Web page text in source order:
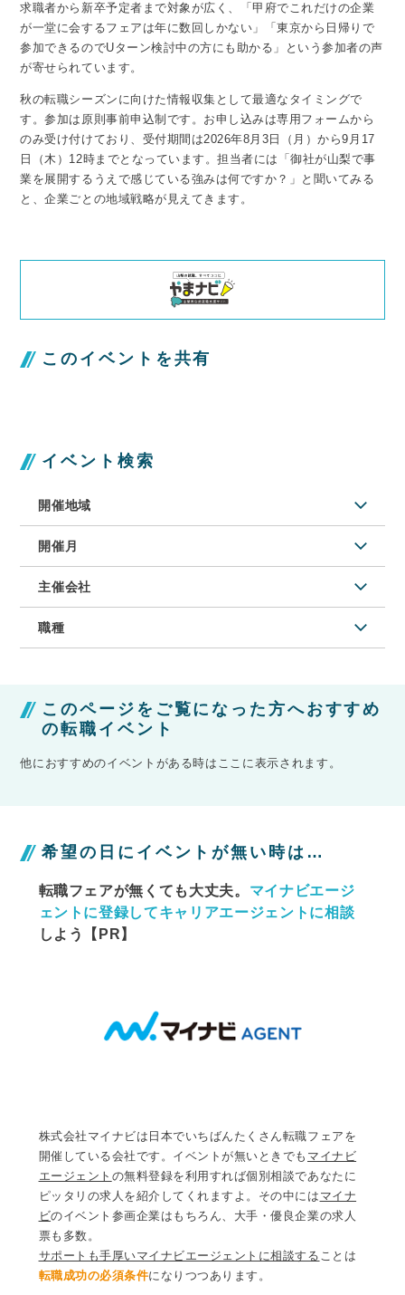
求職者から新卒予定者まで対象が広く、「甲府でこれだけの企業
が一堂に会するフェアは年に数回しかない」「東京から日帰りで
参加できるのでUターン検討中の方にも助かる」という参加者の声
が寄せられています。
秋の転職シーズンに向けた情報収集として最適なタイミングで
す。参加は原則事前申込制です。お申し込みは専用フォームから
のみ受け付けており、受付期間は2026年8月3日（月）から9月17
日（木）12時までとなっています。担当者には「御社が山梨で事
業を展開するうえで感じている強みは何ですか？」と聞いてみる
と、企業ごとの地域戦略が見えてきます。
このイベントを共有
イベント検索
開催地域
開催月
主催会社
職種
このページをご覧になった方へおすすめ
の転職イベント
他におすすめのイベントがある時はここに表示されます。
希望の日にイベントが無い時は…
転職フェアが無くても大丈夫。 マイナビエージ
ェントに登録してキャリアエージェントに相談
しよう【PR】
株式会社マイナビは日本でいちばんたくさん転職フェアを
開催している会社です。イベントが無いときでも マイナビ
エージェント の無料登録を利用すれば個別相談であなたに
ピッタリの求人を紹介してくれますよ。その中には マイナ
ビのイベント参画企業はもちろん、大手・優良企業の求人
票も多数。
サポートも手厚いマイナビエージェントに相談する ことは
転職成功の必須条件になりつつあります。